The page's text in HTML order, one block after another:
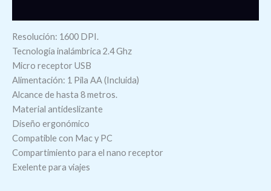
Resolución: 1600 DPI.
Tecnología inalámbrica 2.4 Ghz
Micro receptor USB
Alimentación: 1 Pila AA (Incluida)
Alcance de hasta 8 metros.
Material antideslizante
Diseño ergonómico
Compatible con Mac y PC
Compartimiento para el nano receptor
Exelente para viajes